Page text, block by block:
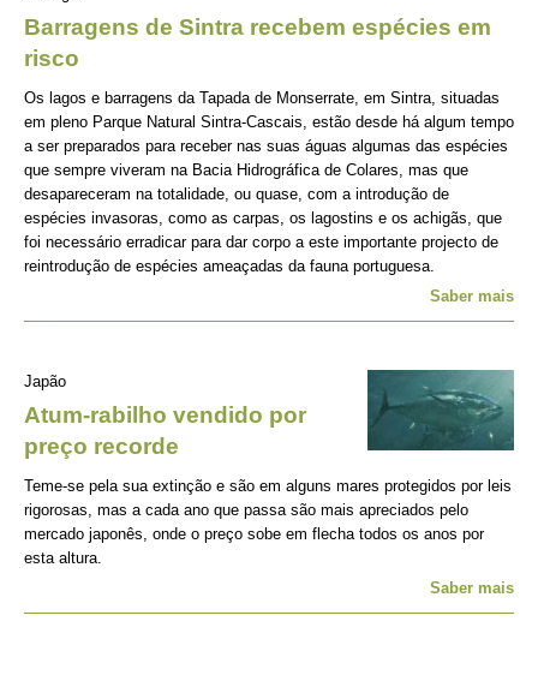
Barragens de Sintra recebem espécies em
risco
Os lagos e barragens da Tapada de Monserrate, em Sintra, situadas
em pleno Parque Natural Sintra-Cascais, estão desde há algum tempo
a ser preparados para receber nas suas águas algumas das espécies
que sempre viveram na Bacia Hidrográfica de Colares, mas que
desapareceram na totalidade, ou quase, com a introdução de
espécies invasoras, como as carpas, os lagostins e os achigãs, que
foi necessário erradicar para dar corpo a este importante projecto de
reintrodução de espécies ameaçadas da fauna portuguesa.
Saber mais
Japão
Atum-rabilho vendido por
preço recorde
Teme-se pela sua extinção e são em alguns mares protegidos por leis
rigorosas, mas a cada ano que passa são mais apreciados pelo
mercado japonês, onde o preço sobe em flecha todos os anos por
esta altura.
Saber mais